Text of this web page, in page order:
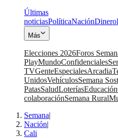
Últimas
noticiasPolíticaNaciónDinero
Más
Elecciones 2026Foros
PlayMundoConfidenciales
TVGenteEspecialesArcadia
UnidosVehículosSemana
PatasSaludLoteríasEducación
colaboraciónSemana Rural
Semana|
Nación|
Cali